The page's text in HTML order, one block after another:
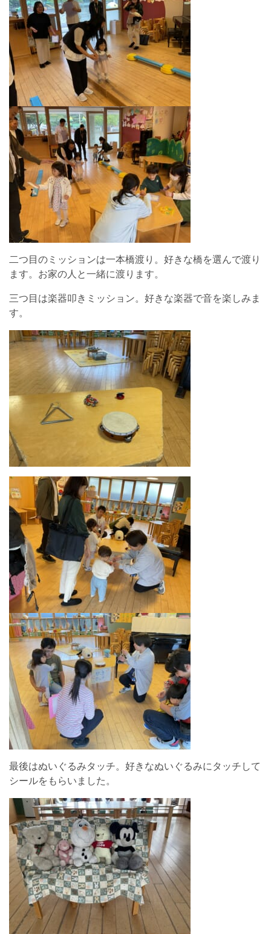
二つ目のミッションは一本橋渡り。好きな橋を選んで渡り
ます。お家の人と一緒に渡ります。
三つ目は楽器叩きミッション。好きな楽器で音を楽しみま
す。
最後はぬいぐるみタッチ。好きなぬいぐるみにタッチして
シールをもらいました。